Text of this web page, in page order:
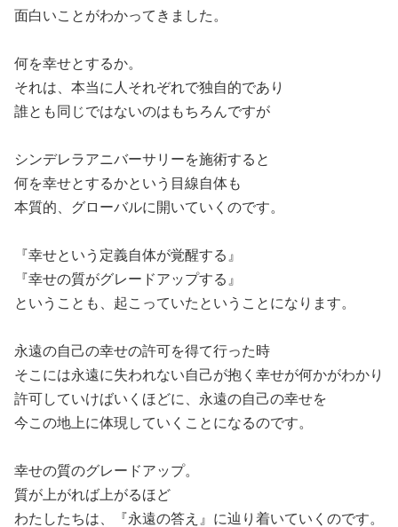
面白いことがわかってきました。
何を幸せとするか。
それは、本当に人それぞれで独自的であり
誰とも同じではないのはもちろんですが
シンデレラアニバーサリーを施術すると
何を幸せとするかという目線自体も
本質的、グローバルに開いていくのです。
『幸せという定義自体が覚醒する』
『幸せの質がグレードアップする』
ということも、起こっていたということになります。
永遠の自己の幸せの許可を得て行った時
そこには永遠に失われない自己が抱く幸せが何かがわかり
許可していけばいくほどに、永遠の自己の幸せを
今この地上に体現していくことになるのです。
幸せの質のグレードアップ。
質が上がれば上がるほど
わたしたちは、『永遠の答え』に辿り着いていくのです。